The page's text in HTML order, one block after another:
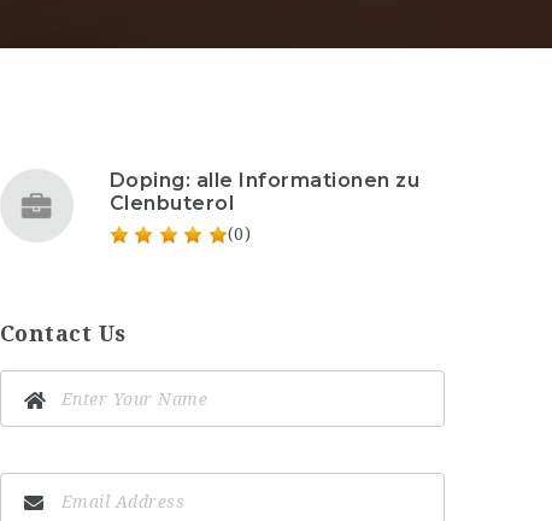
Doping: alle Informationen zu
Clenbuterol
(0)
Contact Us